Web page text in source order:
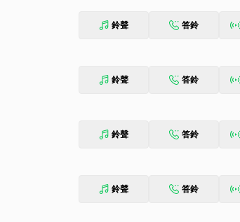
鈴聲 答鈴
鈴聲 答鈴
鈴聲 答鈴
鈴聲 答鈴